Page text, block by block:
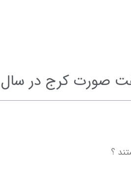
کرج در سال 1403
؟